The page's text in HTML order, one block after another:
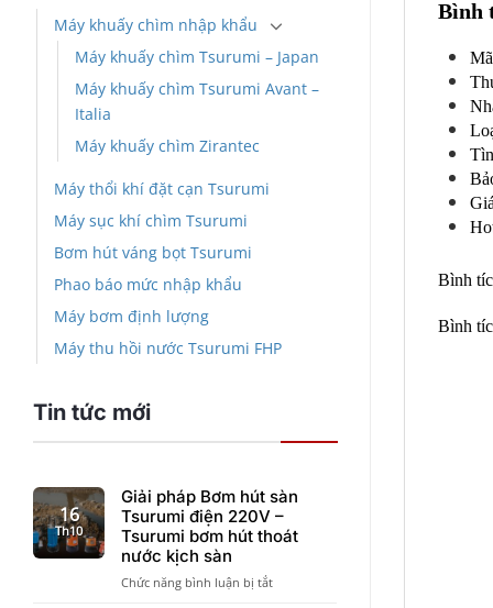
Máy khuấy chìm nhập khẩu
Máy khuấy chìm Tsurumi – Japan
Máy khuấy chìm Tsurumi Avant –
Italia
Máy khuấy chìm Zirantec
Máy thổi khí đặt cạn Tsurumi
Máy sục khí chìm Tsurumi
Bơm hút váng bọt Tsurumi
Phao báo mức nhập khẩu
Máy bơm định lượng
Máy thu hồi nước Tsurumi FHP
Tin tức mới
16
Th10
Giải pháp Bơm hút sàn
Tsurumi điện 220V –
Tsurumi bơm hút thoát
nước kịch sàn
Chức năng bình luận bị tắtở
Bình
Bình
Bình